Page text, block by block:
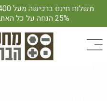
25% הנחה על כל האתר בקנייה מעל 750 ש"ח